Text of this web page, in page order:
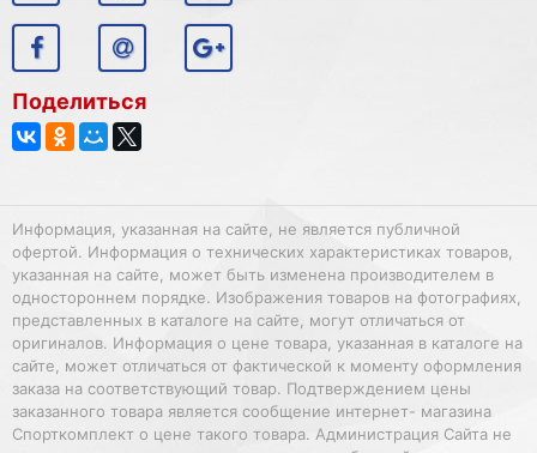
Поделиться
Информация, указанная на сайте, не является публичной
офертой. Информация о технических характеристиках товаров,
указанная на сайте, может быть изменена производителем в
одностороннем порядке. Изображения товаров на фотографиях,
представленных в каталоге на сайте, могут отличаться от
оригиналов. Информация о цене товара, указанная в каталоге на
сайте, может отличаться от фактической к моменту оформления
заказа на соответствующий товар. Подтверждением цены
заказанного товара является сообщение интернет- магазина
Спорткомплект о цене такого товара. Администрация Сайта не